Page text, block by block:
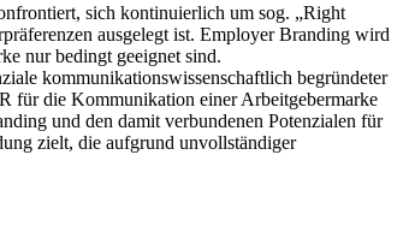
sich kontinuierlich um sog. „Right
ausgelegt ist. Employer Branding wird
nur bedingt geeignet sind.
kommunikationswissenschaftlich begründeter
für die Kommunikation einer Arbeitgebermarke
und den damit verbundenen Potenzialen für
zielt, die aufgrund unvollständiger